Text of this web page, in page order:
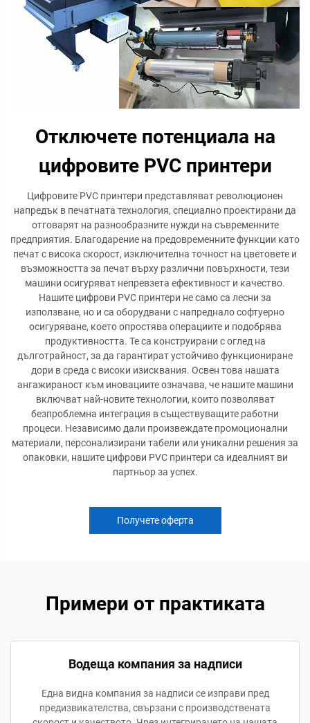
Отключете потенциала на
цифровите PVC принтери
Цифровите PVC принтери представляват революционен
напредък в печатната технология, специално проектирани да
отговарят на разнообразните нужди на съвременните
предприятия. Благодарение на предовременните функции като
печат с висока скорост, изключителна точност на цветовете и
възможността за печат върху различни повърхности, тези
машини осигуряват непревзета ефективност и качество.
Нашите цифрови PVC принтери не само са лесни за
използване, но и са оборудвани с напреднало софтуерно
осигуряване, което опростява операциите и подобрява
продуктивността. Те са конструирани с оглед на
дълготрайност, за да гарантират устойчиво функциониране
дори в среда с високи изисквания. Освен това нашата
ангажираност към иновациите означава, че нашите машини
включват най-новите технологии, които позволяват
безпроблемна интеграция в съществуващите работни
процеси. Независимо дали произвеждате промоционални
материали, персонализирани табели или уникални решения за
опаковки, нашите цифрови PVC принтери са идеалният ви
партньор за успех.
Получете оферта
Примери от практиката
Водеща компания за надписи
Една видна компания за надписи се изправи пред
предизвикателства, свързани с производствената